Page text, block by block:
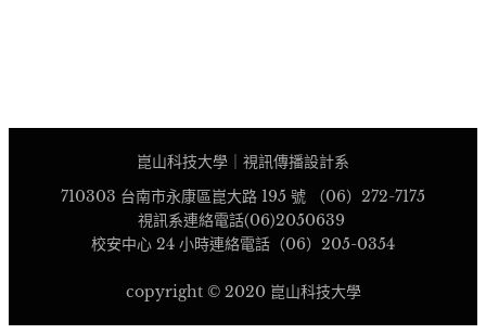
崑山科技大學｜視訊傳播設計系
710303 台南市永康區崑大路 195 號 （06）272-7175
視訊系連絡電話(06)2050639
校安中心 24 小時連絡電話（06）205-0354
copyright © 2020 崑山科技大學